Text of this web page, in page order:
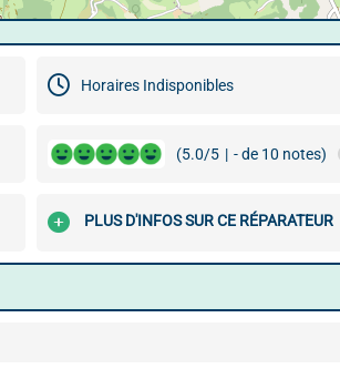
Horaires Indisponibles
(5.0/5 | - de 10 notes)
PLUS D'INFOS SUR CE RÉPARATEUR